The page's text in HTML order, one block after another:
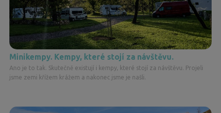
Minikempy. Kempy, které stojí za návštěvu.
Ano je to tak. Skutečně existují i kempy, které stojí za návštěvu. Projeli
jsme zemi křížem krážem a nakonec jsme je našli.